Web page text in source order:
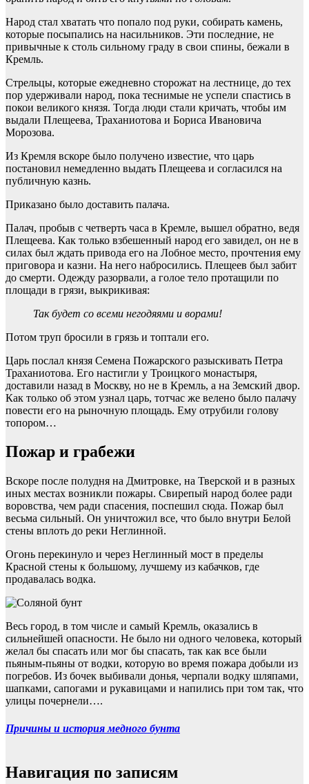
Народ стал хватать что попало под руки, собирать камень,
которые посыпались на насильников. Эти последние, не
привычные к столь сильному граду в свои спины, бежали в
Кремль.
Стрельцы, которые ежедневно сторожат на лестнице, до тех
пор удерживали народ, пока теснимые не успели спастись в
покои великого князя. Тогда люди стали кричать, чтобы им
выдали Плещеева, Траханиотова и Бориса Ивановича
Морозова.
Из Кремля вскоре было получено известие, что царь
постановил немедленно выдать Плещеева и согласился на
публичную казнь.
Приказано было доставить палача.
Палач, пробыв с четверть часа в Кремле, вышел обратно, ведя
Плещеева. Как только взбешенный народ его завидел, он не в
силах был ждать привода его на Лобное место, прочтения ему
приговора и казни. На него набросились. Плещеев был забит
до смерти. Одежду разорвали, а голое тело протащили по
площади в грязи, выкрикивая:
Так будет со всеми негодяями и ворами!
Потом труп бросили в грязь и топтали его.
Царь послал князя Семена Пожарского разыскивать Петра
Траханиотова. Его настигли у Троицкого монастыря,
доставили назад в Москву, но не в Кремль, а на Земский двор.
Как только об этом узнал царь, тотчас же велено было палачу
повести его на рыночную площадь. Ему отрубили голову
топором…
Пожар и грабежи
Вскоре после полудня на Дмитровке, на Тверской и в разных
иных местах возникли пожары. Свирепый народ более ради
воровства, чем ради спасения, поспешил сюда. Пожар был
весьма сильный. Он уничтожил все, что было внутри Белой
стены вплоть до реки Неглинной.
Огонь перекинуло и через Неглинный мост в пределы
Красной стены к большому, лучшему из кабачков, где
продавалась водка.
Весь город, в том числе и самый Кремль, оказались в
сильнейшей опасности. Не было ни одного человека, который
желал бы спасать или мог бы спасать, так как все были
пьяным-пьяны от водки, которую во время пожара добыли из
погребов. Из бочек выбивали донья, черпали водку шляпами,
шапками, сапогами и рукавицами и напились при том так, что
улицы почернели….
Причины и история медного бунта
Навигация по записям